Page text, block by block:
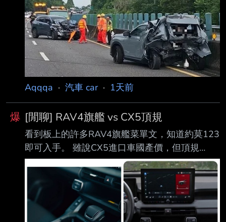
旅車疑因爆胎停在內 側車道，後方車輛疑未注意
前方狀況追撞，造成2車共5人送醫，其中1名女
乘客傷重不治 。警方初步排除酒駕，詳細肇事原
因仍調查中。 事故發生於3日下午5時13分許，
68歲曾姓男子駕駛灰色休旅車，載著妻子方姓女
子行
Aqqqa · 汽車 car· 1天前
爆 [閒聊] RAV4旗艦 vs CX5頂規
看到板上的許多RAV4旗艦菜單文，知道約莫123
即可入手。 雖說CX5進口車國產價，但頂規
117(-2)跟RAV4的差距也不過6~8萬而已。
RAV4的神油耗就不必多說了，TSS4.0理論上也
應該比馬自達的ACC好。 這樣的情況下，有什麼
人、有什麼理由會選CX5? p.s. 馬自達的業務也是
很凶，說RAV4 旗艦 只要123，就開始亂罵人，